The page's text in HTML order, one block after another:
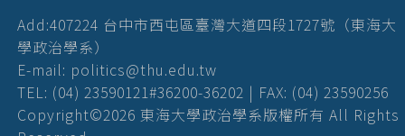
Add:407224 台中市西屯區臺灣大道四段1727號（東海大
學政治學系）
E-mail: politics@thu.edu.tw
TEL: (04) 23590121#36200-36202 | FAX: (04) 23590256
Copyright©2026 東海大學政治學系版權所有 All Rights